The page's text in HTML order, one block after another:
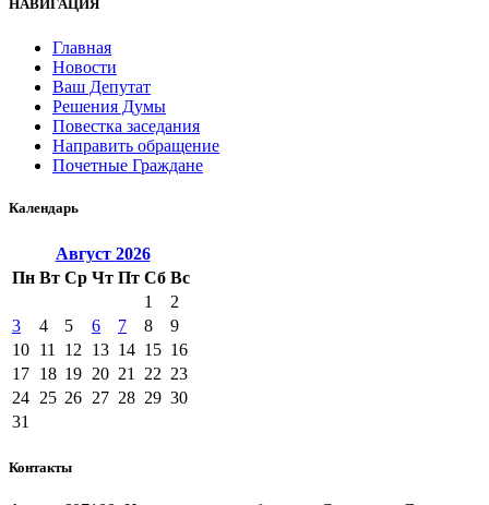
НАВИГАЦИЯ
Главная
Новости
Ваш Депутат
Решения Думы
Повестка заседания
Направить обращение
Почетные Граждане
Календарь
Август 2026
Пн Вт Ср Чт Пт Сб Вс
1
2
3
4 5 6 7 8
9
10 11 12 13 14 15 16
17 18 19 20 21 22 23
24 25 26 27 28 29 30
31
Контакты